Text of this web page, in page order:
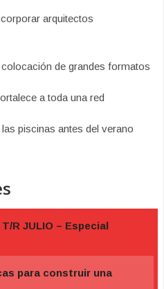
arquitectos
de grandes formatos
a toda una red
piscinas antes del verano